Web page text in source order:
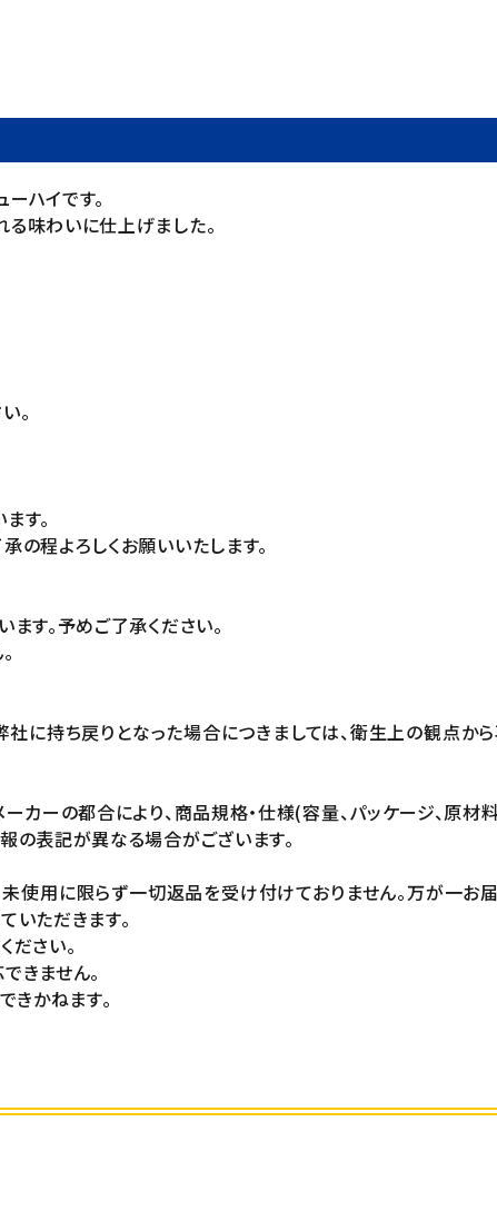
ハイです。
味わいに仕上げました。
。
す。
程よろしくお願いいたします。
す。予めご了承ください。
に持ち戻りとなった場合につきましては、衛生上の観点か
カーの都合により、商品規格・仕様(容量、パッケージ、原
の表記が異なる場合がございます。
未使用に限らず一切返品を受け付けておりません。万が一
いただきます。
ださい。
きません。
きかねます。